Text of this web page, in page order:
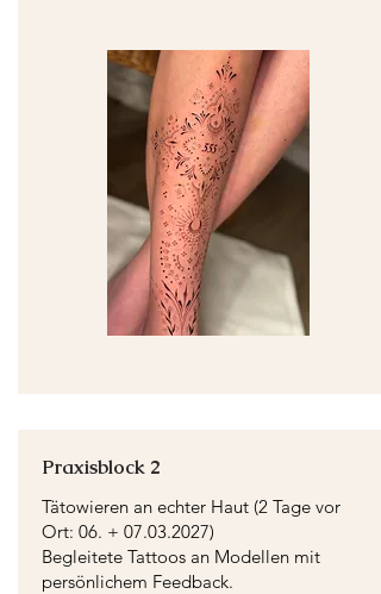
Praxisblock 2
Tätowieren an echter Haut (2 Tage vor
Ort: 06. + 07.03.2027)
Begleitete Tattoos an Modellen mit
persönlichem Feedback.